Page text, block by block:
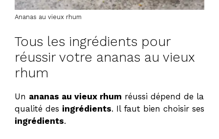
Ananas au vieux rhum
Tous les ingrédients pour
réussir votre ananas au vieux
rhum
Un ananas au vieux rhum réussi dépend de la
qualité des ingrédients. Il faut bien choisir ses
ingrédients.